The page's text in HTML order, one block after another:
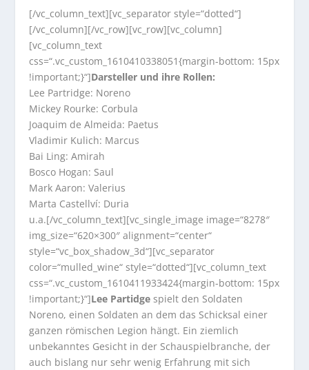
[/vc_column_text][vc_separator style=“dotted“]
[/vc_column][/vc_row][vc_row][vc_column]
[vc_column_text
css=“.vc_custom_1610410338051{margin-bottom: 15px
!important;}“]Darsteller und ihre Rollen:
Lee Partridge: Noreno
Mickey Rourke: Corbula
Joaquim de Almeida: Paetus
Vladimir Kulich: Marcus
Bai Ling: Amirah
Bosco Hogan: Saul
Mark Aaron: Valerius
Marta Castellví: Duria
u.a.[/vc_column_text][vc_single_image image=“8278″
img_size=“620×300″ alignment=“center“
style=“vc_box_shadow_3d“][vc_separator
color=“mulled_wine“ style=“dotted“][vc_column_text
css=“.vc_custom_1610411933424{margin-bottom: 15px
!important;}“]Lee Partidge spielt den Soldaten
Noreno, einen Soldaten an dem das Schicksal einer
ganzen römischen Legion hängt. Ein ziemlich
unbekanntes Gesicht in der Schauspielbranche, der
auch bislang nur sehr wenig Erfahrung mit sich